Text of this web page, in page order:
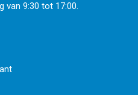
van 9:30 tot 17:00.